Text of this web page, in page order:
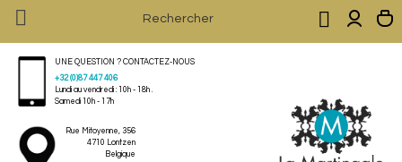
 
UNE QUESTION ? CONTACTEZ-NOUS
+32 (0)87 447 406
Lundi au vendredi : 10h - 18h .
Samedi 10h - 17h
Rue Mitoyenne, 356
4710 Lontzen
Belgique